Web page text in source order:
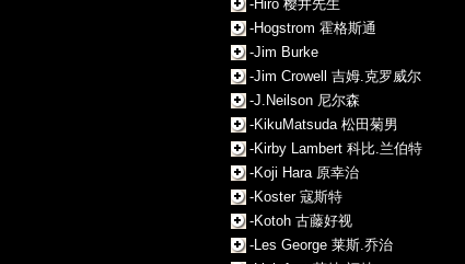
-Hiro 樱井先生
-Hogstrom 霍格斯通
-Jim Burke
-Jim Crowell 吉姆.克罗威尔
-J.Neilson 尼尔森
-KikuMatsuda 松田菊男
-Kirby Lambert 科比.兰伯特
-Koji Hara 原幸治
-Koster 寇斯特
-Kotoh 古藤好视
-Les George 莱斯.乔治